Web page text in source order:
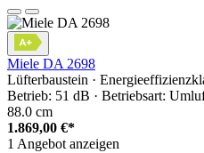
Miele DA 2698
Lüfterbaustein ·
Betrieb: 51 dB · Betriebsart:
88.0 cm
1.869,00 €*
1 Angebot anzeigen